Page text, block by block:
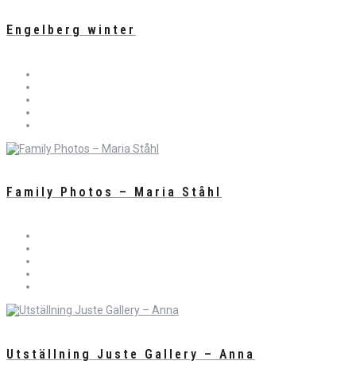
Engelberg winter
Family Photos – Maria Ståhl
Utställning Juste Gallery – Anna